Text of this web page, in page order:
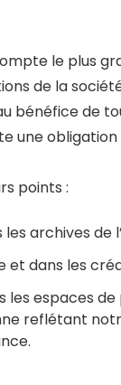
le plus
de la
de
une
points :
archives de
et dans les
espaces
reflétant